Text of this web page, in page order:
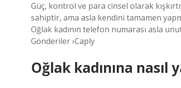
Güç, kontrol ve para cinsel olarak
sahiptir, ama asla kendini tamamen
Oğlak kadının telefon numarası asla
Gönderiler ›Caply
Oğlak kadınına nasıl